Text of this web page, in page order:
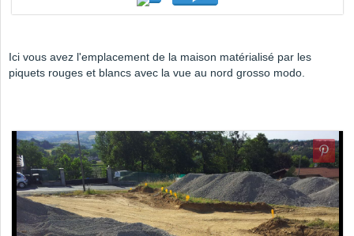
Ici vous avez l'emplacement de la maison matérialisé par les
piquets rouges et blancs avec la vue au nord grosso modo.